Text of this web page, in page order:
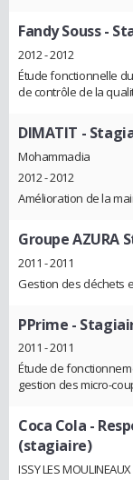
Fandy Souss-
2012 - 2012
Étude fonctionnelle
de contrôle de la
DIMATIT -
Mohammadia
2012 - 2012
Amélioration de la
Groupe AZURA
2011 - 2011
Gestion des déchets
PPrime -
2011 - 2011
Étude de
gestion des micro-
Coca Cola -
(stagiaire)
ISSY LES MOULINEAUX